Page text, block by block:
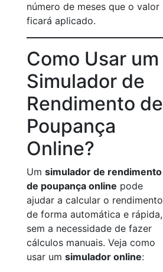
número de meses que o valor
ficará aplicado.
Como Usar um
Simulador de
Rendimento de
Poupança
Online?
Um simulador de rendimento
de poupança online pode
ajudar a calcular o rendimento
de forma automática e rápida,
sem a necessidade de fazer
cálculos manuais. Veja como
usar um simulador online: